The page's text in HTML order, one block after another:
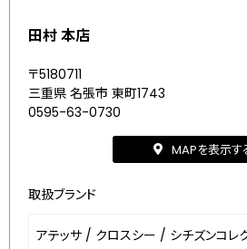
田村 本店
〒5180711
三重県 名張市 東町1743
0595-63-0730
MAPを表示す
取扱ブランド
アテッサ / クロスシー / シチズンコレ